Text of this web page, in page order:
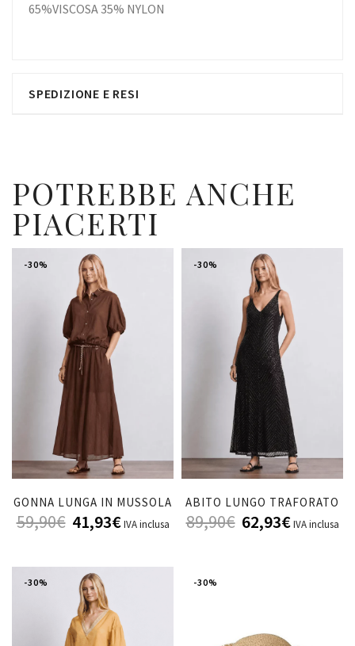
65%VISCOSA 35% NYLON
SPEDIZIONE E RESI
POTREBBE ANCHE
PIACERTI
-30%
GONNA LUNGA IN MUSSOLA
59,90€ 41,93€ IVA inclusa
-30%
ABITO LUNGO TRAFORATO
89,90€ 62,93€ IVA inclusa
-30% -30%